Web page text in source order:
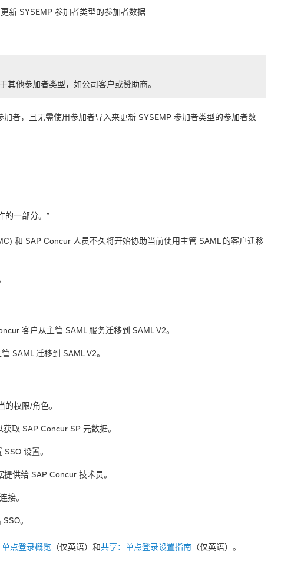
新 SYSEMP 参加者类型的参加者数据
其他参加者类型，如公司客户或赞助商。
者，且无需使用参加者导入来更新 SYSEMP 参加者类型的参加者数
的一部分。”
和 SAP Concur 人员不久将开始协助当前使用主管 SAML 的客户迁移
客户从主管 SAML 服务迁移到 SAML V2。
SAML 迁移到 SAML V2。
权限/角色。
取 SAP Concur SP 元数据。
设置。
供给 SAP Concur 技术员。
接。
。
点登录概览 （仅英语）和共享：单点登录设置指南 （仅英语）。